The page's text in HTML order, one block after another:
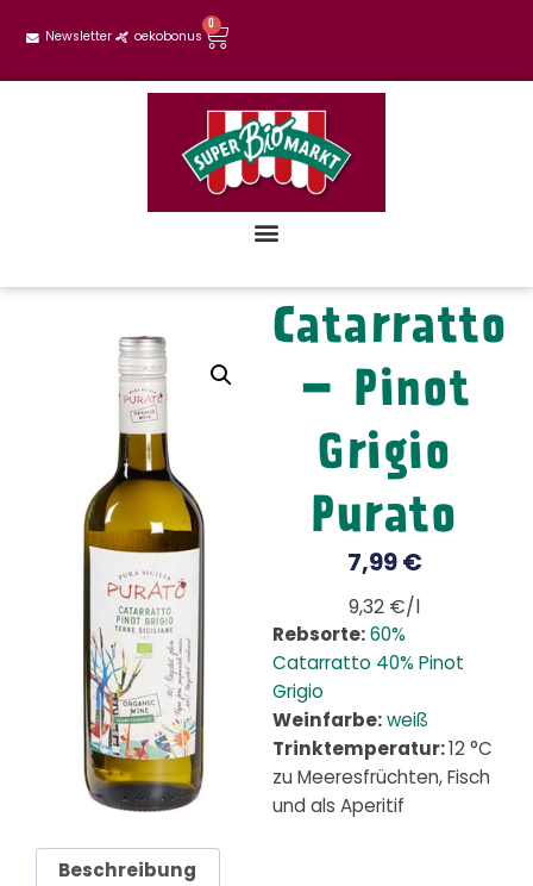
Newsletter oekobonus
0
Catarratto
– Pinot
Grigio
Purato
7,99 €
9,32 €/l
Rebsorte: 60%
Catarratto 40% Pinot
Grigio
Weinfarbe: weiß
Trinktemperatur: 12 °C
zu Meeresfrüchten, Fisch
und als Aperitif
Beschreibung